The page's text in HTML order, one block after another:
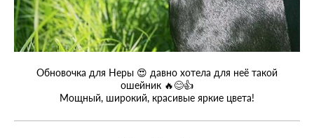
Обновочка для Неры 😍 давно хотела для неё такой
ошейник 🔥😊👍
Мощный, широкий, красивые яркие цвета!